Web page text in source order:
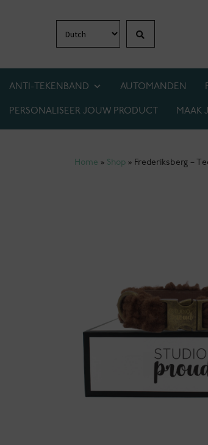
navigatie
inhoud
ANTI-TEKENBAND AUTOMANDEN
PERSONALISEER JOUW PRODUCT MAAK
Home » Shop » Frederiksberg –